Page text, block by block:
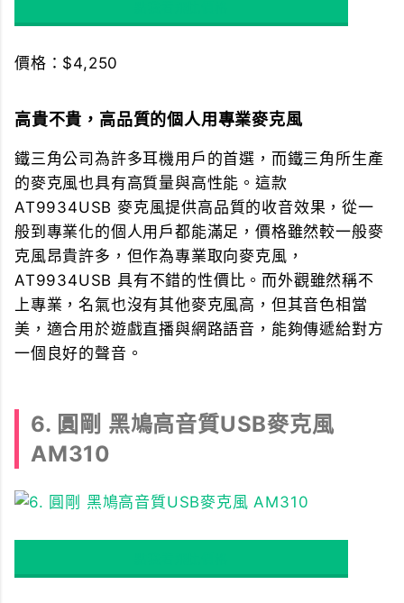
價格：$4,250
高貴不貴，高品質的個人用專業麥克風
鐵三角公司為許多耳機用戶的首選，而鐵三角所生產
的麥克風也具有高質量與高性能。這款
AT9934USB 麥克風提供高品質的收音效果，從一
般到專業化的個人用戶都能滿足，價格雖然較一般麥
克風昂貴許多，但作為專業取向麥克風，
AT9934USB 具有不錯的性價比。而外觀雖然稱不
上專業，名氣也沒有其他麥克風高，但其音色相當
美，適合用於遊戲直播與網路語音，能夠傳遞給對方
一個良好的聲音。
6. 圓剛 黑鳩高音質USB麥克風
AM310